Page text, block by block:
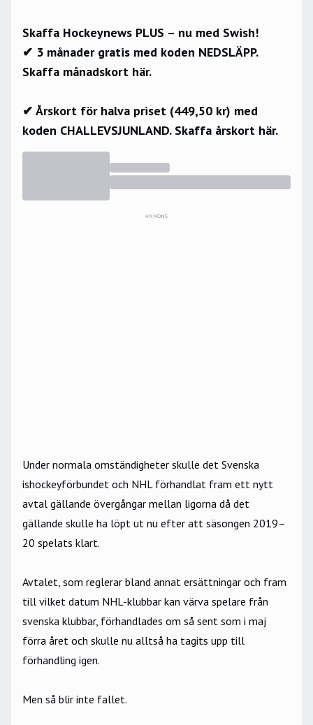
Skaffa Hockeynews PLUS – nu med Swish!
✔ 3 månader gratis med koden NEDSLÄPP.
Skaffa månadskort här.
✔ Årskort för halva priset (449,50 kr) med
koden CHALLEVSJUNLAND. Skaffa årskort här.
ANNONS
Under normala omständigheter skulle det Svenska
ishockeyförbundet och NHL förhandlat fram ett nytt
avtal gällande övergångar mellan ligorna då det
gällande skulle ha löpt ut nu efter att säsongen 2019–
20 spelats klart.
Avtalet, som reglerar bland annat ersättningar och fram
till vilket datum NHL-klubbar kan värva spelare från
svenska klubbar, förhandlades om så sent som i maj
förra året och skulle nu alltså ha tagits upp till
förhandling igen.
Men så blir inte fallet.